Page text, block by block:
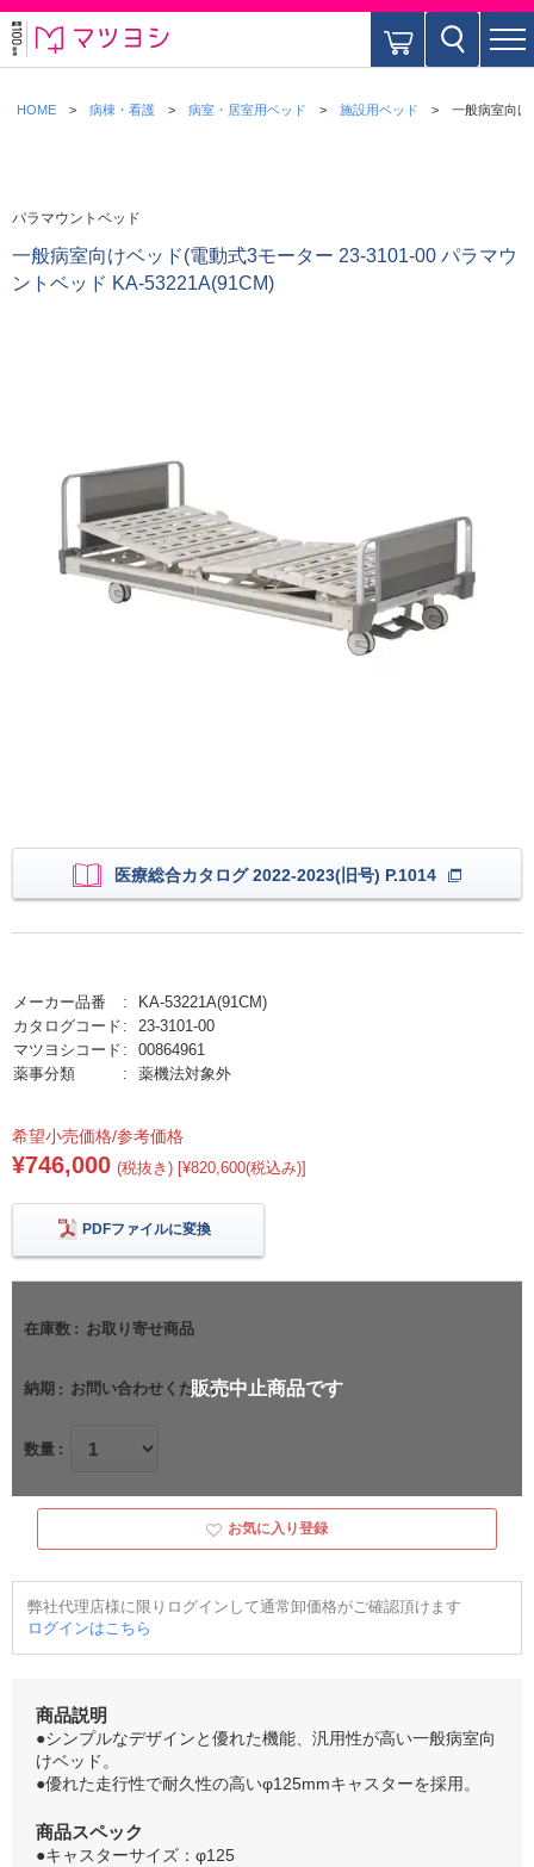
HOME 病棟・看護 病室・居室用ベッド 施設用ベッド 一般病室向け
パラマウントベッド
一般病室向けベッド(電動式3モーター 23-3101-00 パラマウ
ントベッド KA-53221A(91CM)
医療総合カタログ 2022-2023(旧号) P.1014
メーカー品番
KA-53221A(91CM)
カタログコード
23-3101-00
マツヨシコード
00864961
薬事分類
薬機法対象外
希望小売価格/参考価格
¥746,000 (税抜き) [¥820,600(税込み)]
PDFファイルに変換
在庫数 お取り寄せ商品
納期 お問い合わせください
数量
販売中止商品です
お気に入り登録
弊社代理店様に限りログインして通常卸価格がご確認頂けます
ログインはこちら
商品説明
●シンプルなデザインと優れた機能、汎用性が高い一般病室向
けベッド。
●優れた走行性で耐久性の高いφ125mmキャスターを採用。
商品スペック
●キャスターサイズ：φ125